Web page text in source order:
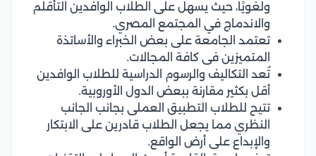
ولغويًا، حيث يسهل على الطلاب الوافدين التأقلم
والاندماج في المجتمع المصري.
تعتمد الجامعة على بعض الخبراء والأساتذة
المتميزين فى كافة المجالات.
تُعد التكاليف والرسوم الدراسية للطلاب الوافدين
أقل بكثير مقارنة ببعض الدول الأوروبية.
تتيح للطلاب التطبيق العملى بجانب الجانب
النظري مما يجعل الطلاب قادرين على الابتكار
والإبداع على أرض الواقع.